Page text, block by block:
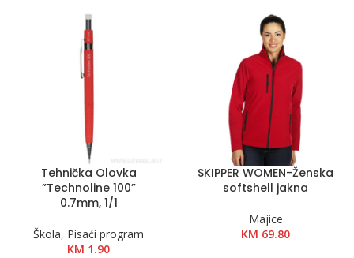
Tehnička Olovka
”Technoline 100”
0.7mm, 1/1
Škola, Pisaći program
KM 1.90
SKIPPER WOMEN-Ženska
softshell jakna
Majice
KM 69.80